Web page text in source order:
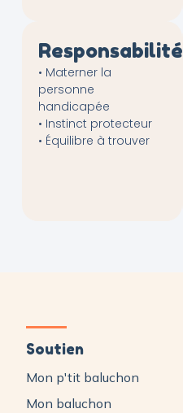
Responsabilités
• Materner la
personne
handicapée
• Instinct protecteur
• Équilibre à trouver
Soutien
Mon p'tit baluchon
Mon baluchon